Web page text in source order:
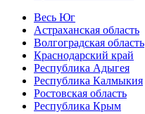
Весь Юг
Астраханская область
Волгоградская область
Краснодарский край
Республика Адыгея
Республика Калмыкия
Ростовская область
Республика Крым